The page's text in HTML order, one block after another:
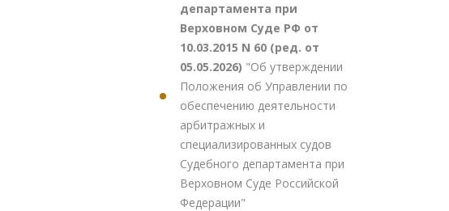
департамента при
Верховном Суде РФ от
10.03.2015 N 60 (ред. от
05.05.2026) "Об утверждении
Положения об Управлении по
обеспечению деятельности
арбитражных и
специализированных судов
Судебного департамента при
Верховном Суде Российской
Федерации"